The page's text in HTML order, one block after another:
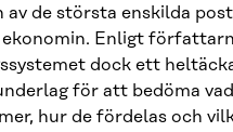
av de största enskilda
Enligt
dock ett
för att bedöma
hur de fördelas och